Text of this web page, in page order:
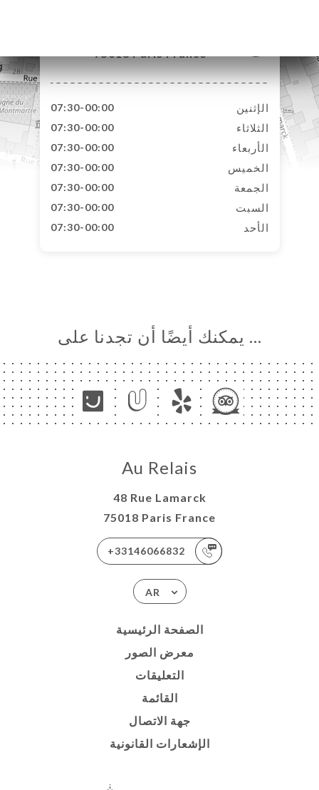
75018 Paris France
الإثنين 07:30-00:00
الثلاثاء 07:30-00:00
الأربعاء 07:30-00:00
الخميس 07:30-00:00
الجمعة 07:30-00:00
السبت 07:30-00:00
الأحد 07:30-00:00
… يمكنك أيضًا أن تجدنا على
Au Relais
48 Rue Lamarck
75018 Paris France
+33146066832
AR
الصفحة الرئيسية
معرض الصور
التعليقات
القائمة
جهة الاتصال
الإشعارات القانونية